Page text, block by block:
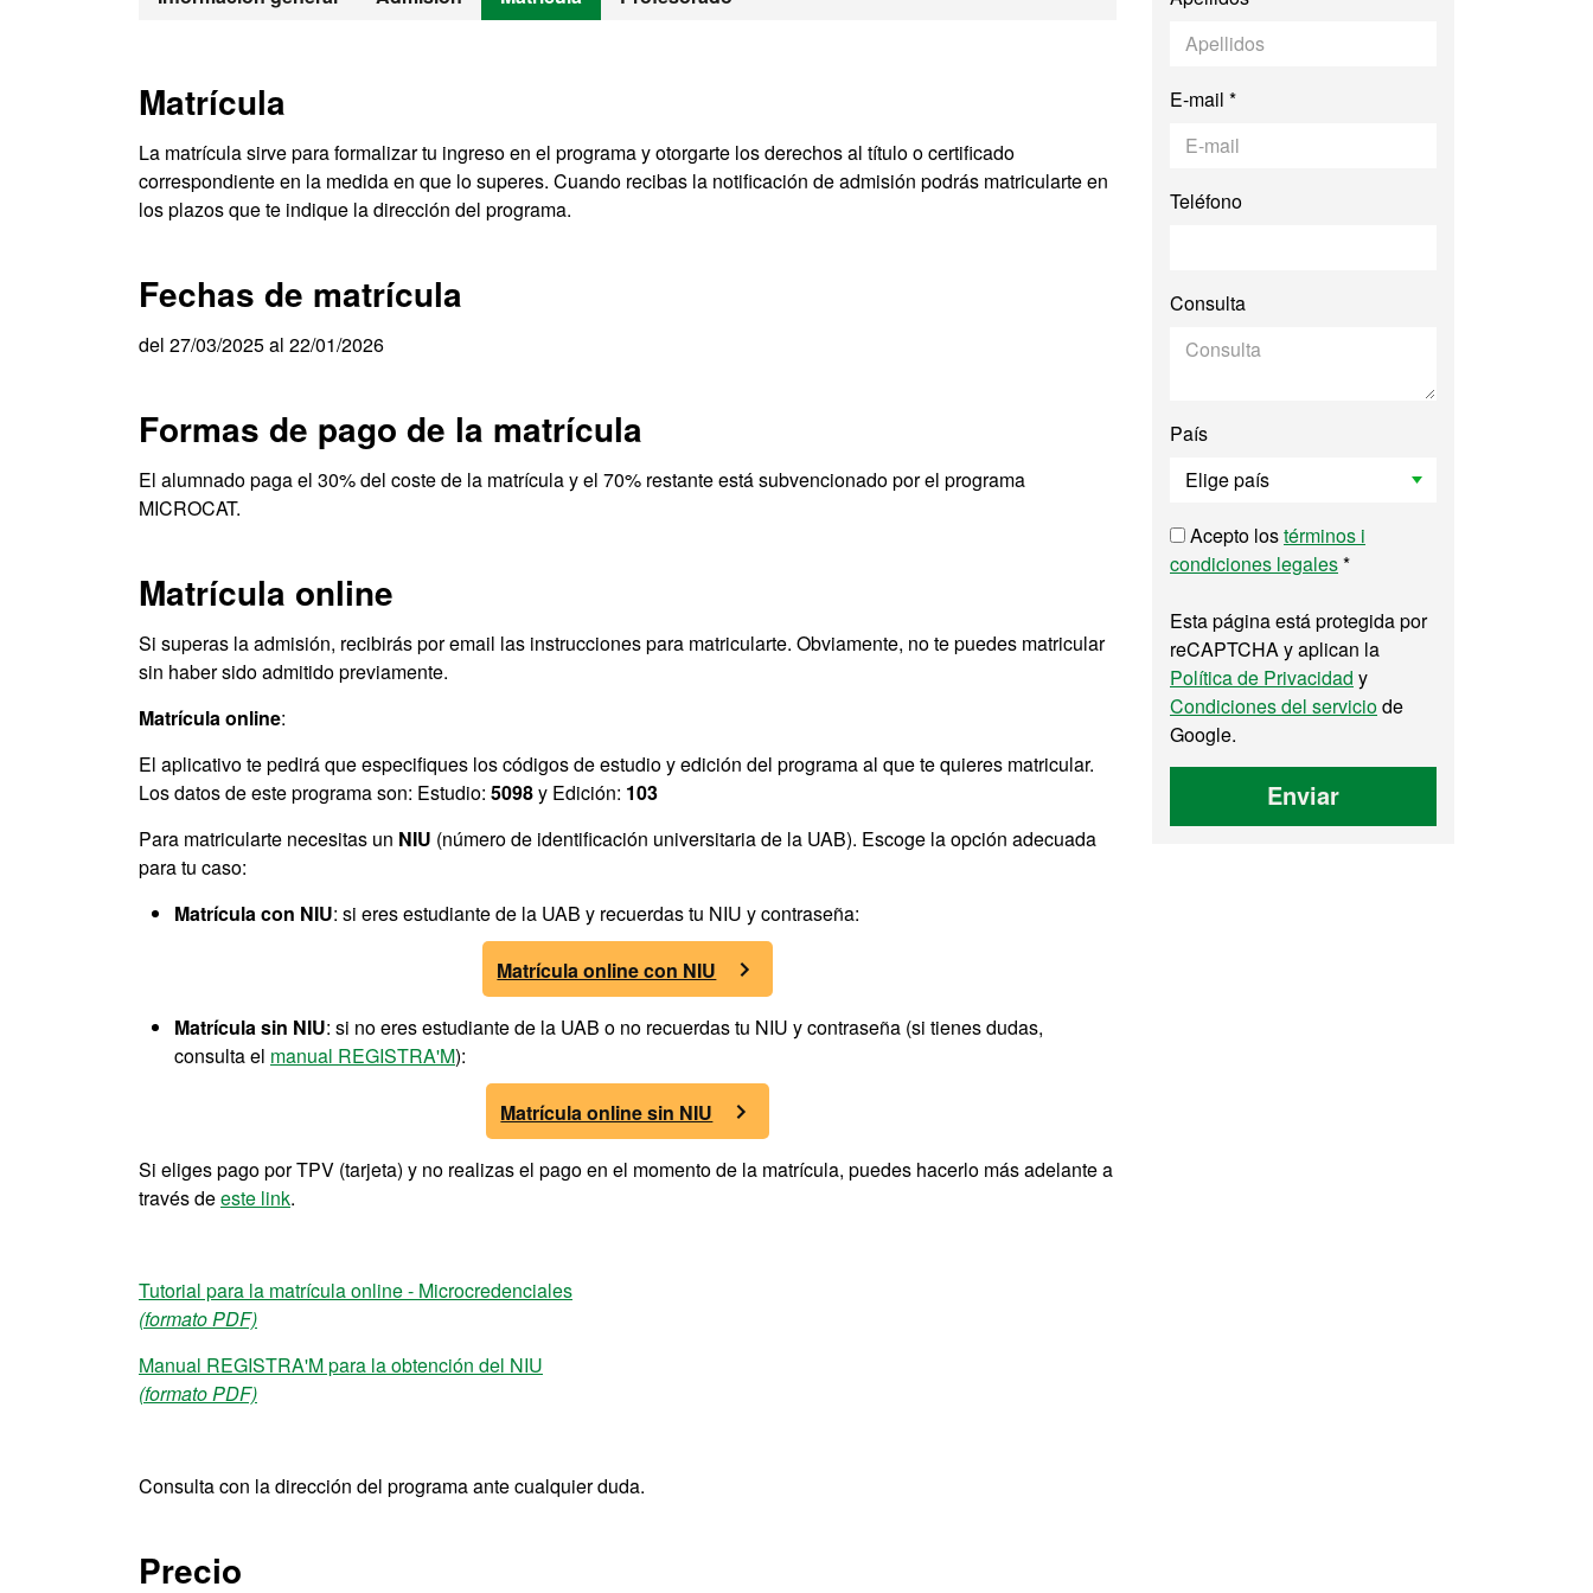
Matrícula
La matrícula sirve para formalizar tu ingreso en el programa y otorgarte los derechos al título o certificado
correspondiente en la medida en que lo superes. Cuando recibas la notificación de admisión podrás matricularte en
los plazos que te indique la dirección del programa.
Fechas de matrícula
del 27/03/2025 al 22/01/2026
Formas de pago de la matrícula
El alumnado paga el 30% del coste de la matrícula y el 70% restante está subvencionado por el programa
MICROCAT.
Matrícula online
Si superas la admisión, recibirás por email las instrucciones para matricularte. Obviamente, no te puedes matricular
sin haber sido admitido previamente.
Matrícula online:
El aplicativo te pedirá que especifiques los códigos de estudio y edición del programa al que te quieres matricular.
Los datos de este programa son: Estudio: 5098y Edición: 103
Para matricularte necesitas un NIU (número de identificación universitaria de la UAB). Escoge la opción adecuada
para tu caso:
Matrícula con NIU: si eres estudiante de la UAB y recuerdas tu NIU y contraseña:
Matrícula online con NIU
Matrícula sin NIU: si no eres estudiante de la UAB o no recuerdas tu NIU y contraseña (si tienes dudas,
consulta el manual REGISTRA'M):
Matrícula online sin NIU
Si eliges pago por TPV (tarjeta) y no realizas el pago en el momento de la matrícula, puedes hacerlo más adelante a
través deeste link.
Tutorial para la matrícula online - Microcredenciales
(formato PDF)
Manual REGISTRA'M para la obtención del NIU
(formato PDF)
Consulta con la dirección del programa ante cualquier duda.
Precio
E-mail *
Teléfono
Consulta
País
Acepto lostérminos i
condiciones legales*
Esta página está protegida por
reCAPTCHA y aplican la
Política de Privacidad y
Condiciones del serviciode
Google.
Enviar